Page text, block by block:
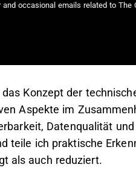
occasional emails related to The
Konzept der
Aspekte im
Datenqualität
teile ich praktische
als auch reduziert.